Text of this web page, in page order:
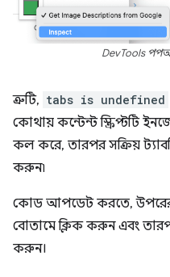
DevTools
ত্রুটি, tabs is undefined
কোথায় কন্টেন্ট স্ক্রিপ্টটি
কল করে, তারপর সক্রিয়
করুন৷
কোড আপডেট করতে, উপরের
বোতামে ক্লিক করুন এবং
করুন।